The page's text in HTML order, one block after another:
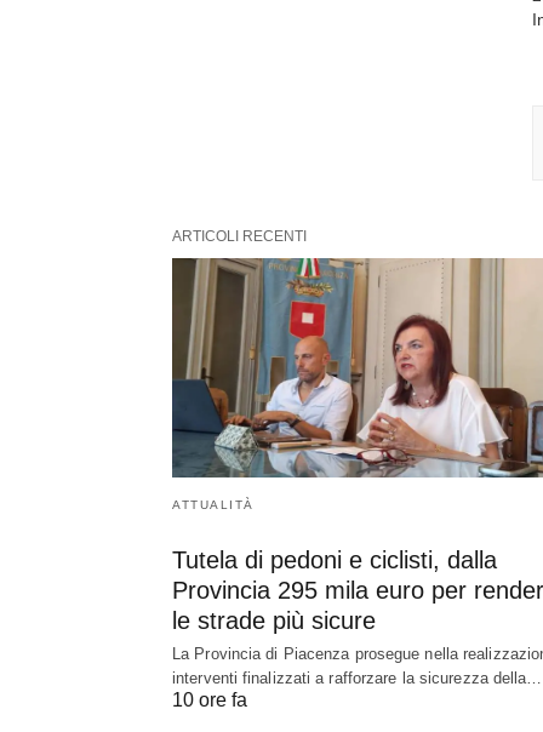
ARTICOLI RECENTI
ATTUALITÀ
Tutela di pedoni e ciclisti, dalla
Provincia 295 mila euro per
le strade più sicure
La Provincia di Piacenza prosegue nella
interventi finalizzati a rafforzare la sicurezza della…
10 ore fa